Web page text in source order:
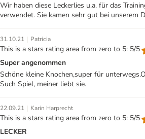
Wir haben diese Leckerlies u.a. für das
verwendet. Sie kamen sehr gut bei unserem
31.10.21 | Patricia
This is a stars rating area from zero to 5: 5/5
Super angenommen
Schöne kleine Knochen,super für
Such Spiel, meiner liebt sie.
22.09.21 | Karin Harprecht
This is a stars rating area from zero to 5: 5/5
LECKER